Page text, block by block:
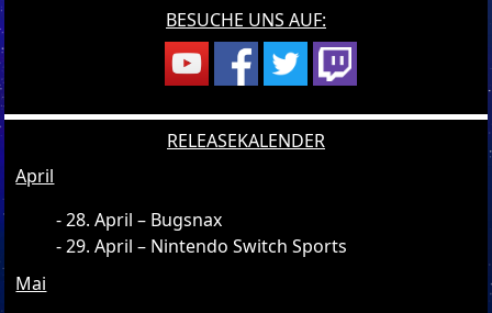
BESUCHE UNS AUF:
RELEASEKALENDER
April
28. April – Bugsnax
29. April – Nintendo Switch Sports
Mai